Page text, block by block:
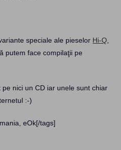
speciale ale pieselor Hi-Q
putem face compilaţii pe
nici un CD iar unele sunt chiar
:-)
eOk[/tags]